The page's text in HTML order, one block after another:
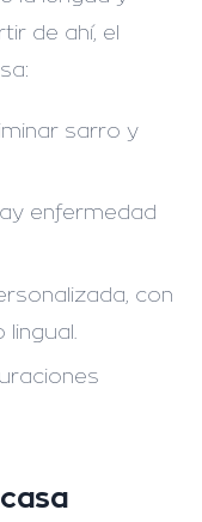
de ahí, el
sarro y
enfermedad
con